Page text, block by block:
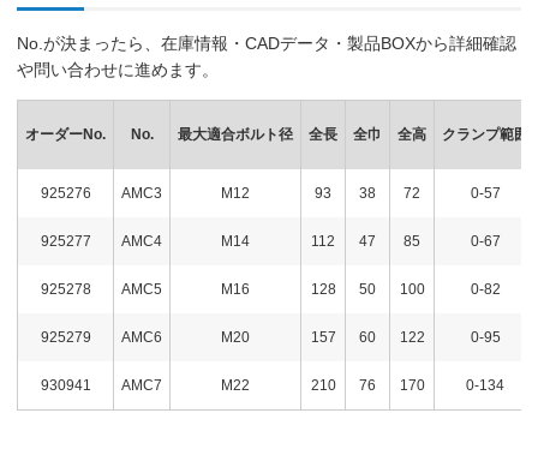
No.が決まったら、在庫情報・CADデータ・製品BOXから詳細確認
や問い合わせに進めます。
オーダーNo. No. 最大適合ボルト径 全長 全巾 全高 クランプ範囲
925276 AMC3 M12 93 38 72 0-57
925277 AMC4 M14 112 47 85 0-67
925278 AMC5 M16 128 50 100 0-82
925279 AMC6 M20 157 60 122 0-95
930941 AMC7 M22 210 76 170 0-134